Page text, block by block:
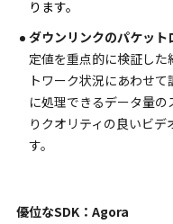
ります。
ダウンリンクのパケッ
定値を重点的に検証し
トワーク状況にあわせ
に処理できるデータ量
りクオリティの良いビ
す。
優位なSDK：Agora